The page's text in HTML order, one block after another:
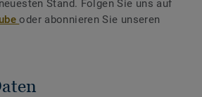
Stand. Folgen Sie uns auf
oder abonnieren Sie unseren